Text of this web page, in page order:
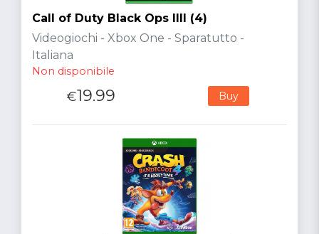
Call of Duty Black Ops IIII (4)
Videogiochi - Xbox One - Sparatutto -
Italiana
Non disponibile
€19.99 Buy